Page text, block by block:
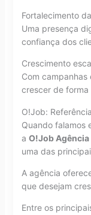
Fortalecimento
Uma presença
confiança dos
Crescimento
Com
crescer de
O!Job:
Quando falamos
a O!Job
uma das
A agência
que desejam
Entre os